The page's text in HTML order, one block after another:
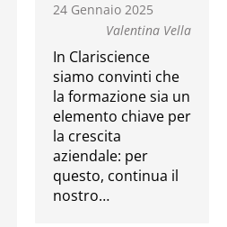
24 Gennaio 2025
Valentina Vella
In Clariscience
siamo convinti che
la formazione sia un
elemento chiave per
la crescita
aziendale: per
questo, continua il
nostro…